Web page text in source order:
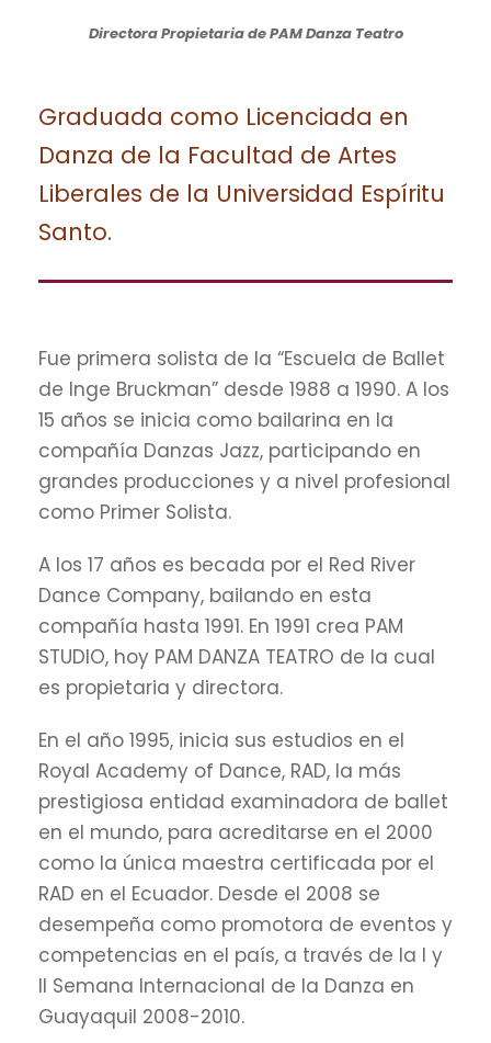
Directora Propietaria de PAM Danza Teatro
Graduada como Licenciada en
Danza de la Facultad de Artes
Liberales de la Universidad Espíritu
Santo.
Fue primera solista de la “Escuela de Ballet
de Inge Bruckman” desde 1988 a 1990. A los
15 años se inicia como bailarina en la
compañía Danzas Jazz, participando en
grandes producciones y a nivel profesional
como Primer Solista.
A los 17 años es becada por el Red River
Dance Company, bailando en esta
compañía hasta 1991. En 1991 crea PAM
STUDIO, hoy PAM DANZA TEATRO de la cual
es propietaria y directora.
En el año 1995, inicia sus estudios en el
Royal Academy of Dance, RAD, la más
prestigiosa entidad examinadora de ballet
en el mundo, para acreditarse en el 2000
como la única maestra certificada por el
RAD en el Ecuador. Desde el 2008 se
desempeña como promotora de eventos y
competencias en el país, a través de la I y
II Semana Internacional de la Danza en
Guayaquil 2008-2010.